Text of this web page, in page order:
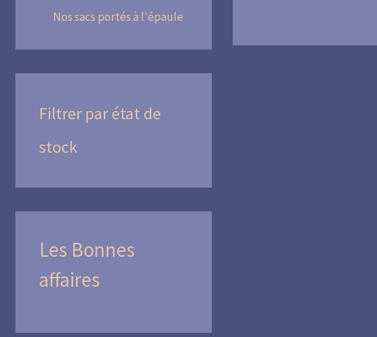
Nos sacs portés à l'épaule
Filtrer par état de
stock
Les Bonnes
affaires